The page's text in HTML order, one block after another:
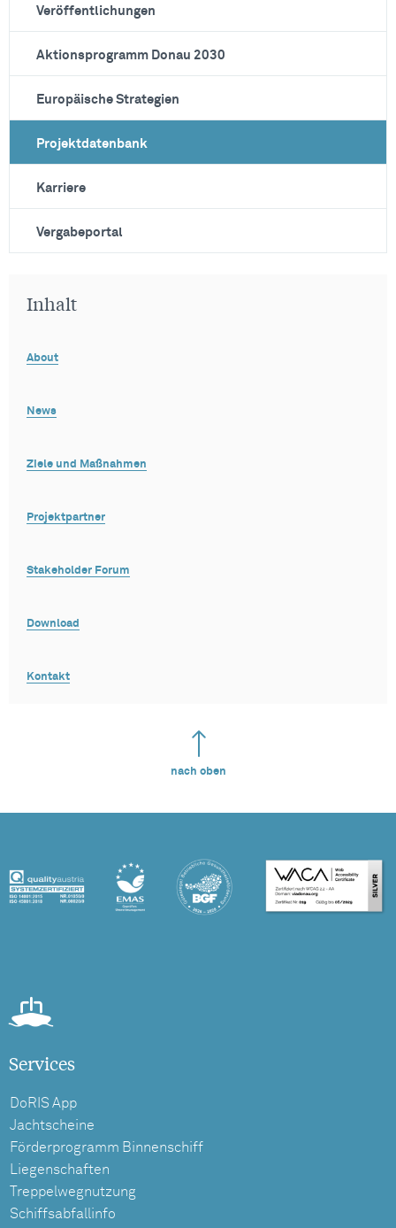
Veröffentlichungen
Aktionsprogramm Donau 2030
Europäische Strategien
Projektdatenbank
Karriere
Vergabeportal
Inhalt
About
News
Ziele und Maßnahmen
Projektpartner
Stakeholder Forum
Download
Kontakt
nach oben
Services
DoRIS App
Jachtscheine
Förderprogramm Binnenschiff
Liegenschaften
Treppelwegnutzung
Schiffsabfallinfo